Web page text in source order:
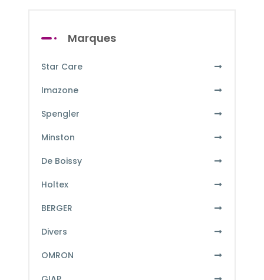
Marques
Star Care
Imazone
Spengler
Minston
De Boissy
Holtex
BERGER
Divers
OMRON